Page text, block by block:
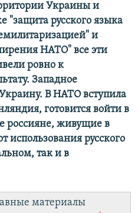
Украины и
"защита русского языка
и
НАТО" все эти
ровно к
Западное
В НАТО вступила
готовится войти в
россияне, живущие в
использования русского
так и в
материалы